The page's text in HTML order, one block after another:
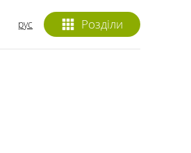
Розділи
рус